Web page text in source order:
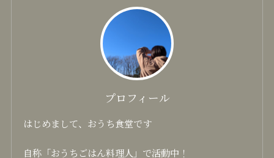
プロフィール
はじめまして、おうち食堂です
自称「おうちごはん料理人」で活動中！